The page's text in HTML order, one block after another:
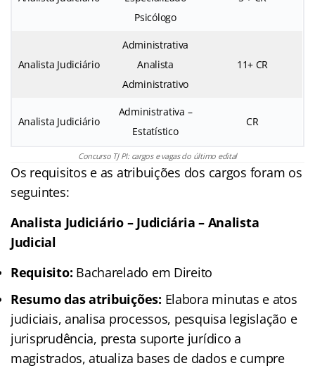
Psicólogo
Analista Judiciário
Administrativa
Analista
Administrativo
11+ CR
Analista Judiciário
Administrativa –
Estatístico
CR
Concurso TJ PI: cargos e vagas do último edital
Os requisitos e as atribuições dos cargos foram os
seguintes:
Analista Judiciário – Judiciária – Analista
Judicial
Requisito: Bacharelado em Direito
Resumo das atribuições: Elabora minutas e atos
judiciais, analisa processos, pesquisa legislação e
jurisprudência, presta suporte jurídico a
magistrados, atualiza bases de dados e cumpre